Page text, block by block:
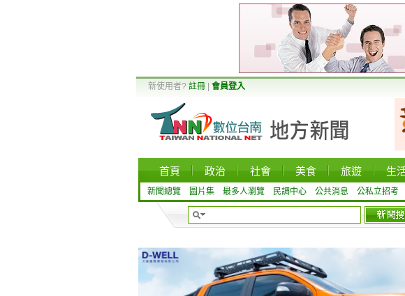
新使用者? 註冊 會員登入
首頁 政治 社會 美食 旅遊 生
新聞總覽 圖片集 最多人瀏覽 民調中心 公共消息 公私立招考